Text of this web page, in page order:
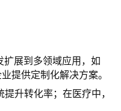
展到多领域应用，如
提供定制化解决方案。
升转化率；在医疗中，